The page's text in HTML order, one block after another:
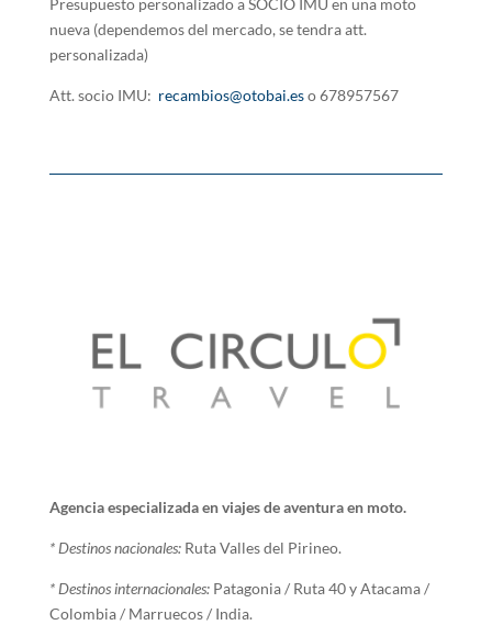
Presupuesto personalizado a SOCIO IMU en una moto
nueva (dependemos del mercado, se tendra att.
personalizada)
Att. socio IMU: recambios@otobai.eso 678957567
Agencia especializada en viajes de aventura en moto.
* Destinos nacionales:Ruta Valles del Pirineo.
* Destinos internacionales:Patagonia / Ruta 40 y Atacama /
Colombia / Marruecos / India.